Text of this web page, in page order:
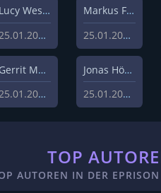
Lucy Westphal
25.01.2024
Markus Fiedler
25.01.2024
Gerrit Menk
25.01.2024
Jonas Höger
25.01.2024
TOP
AUTOREN IN DER